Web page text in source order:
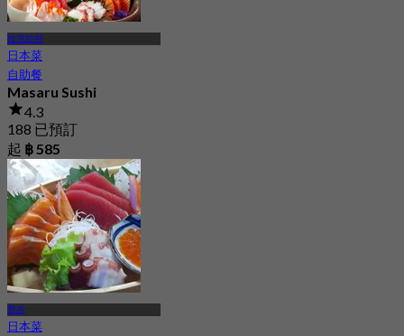
拉克拉邦
日本菜
自助餐
Masaru Sushi
4.3
188 已預訂
起 ฿ 585
普吉
日本菜